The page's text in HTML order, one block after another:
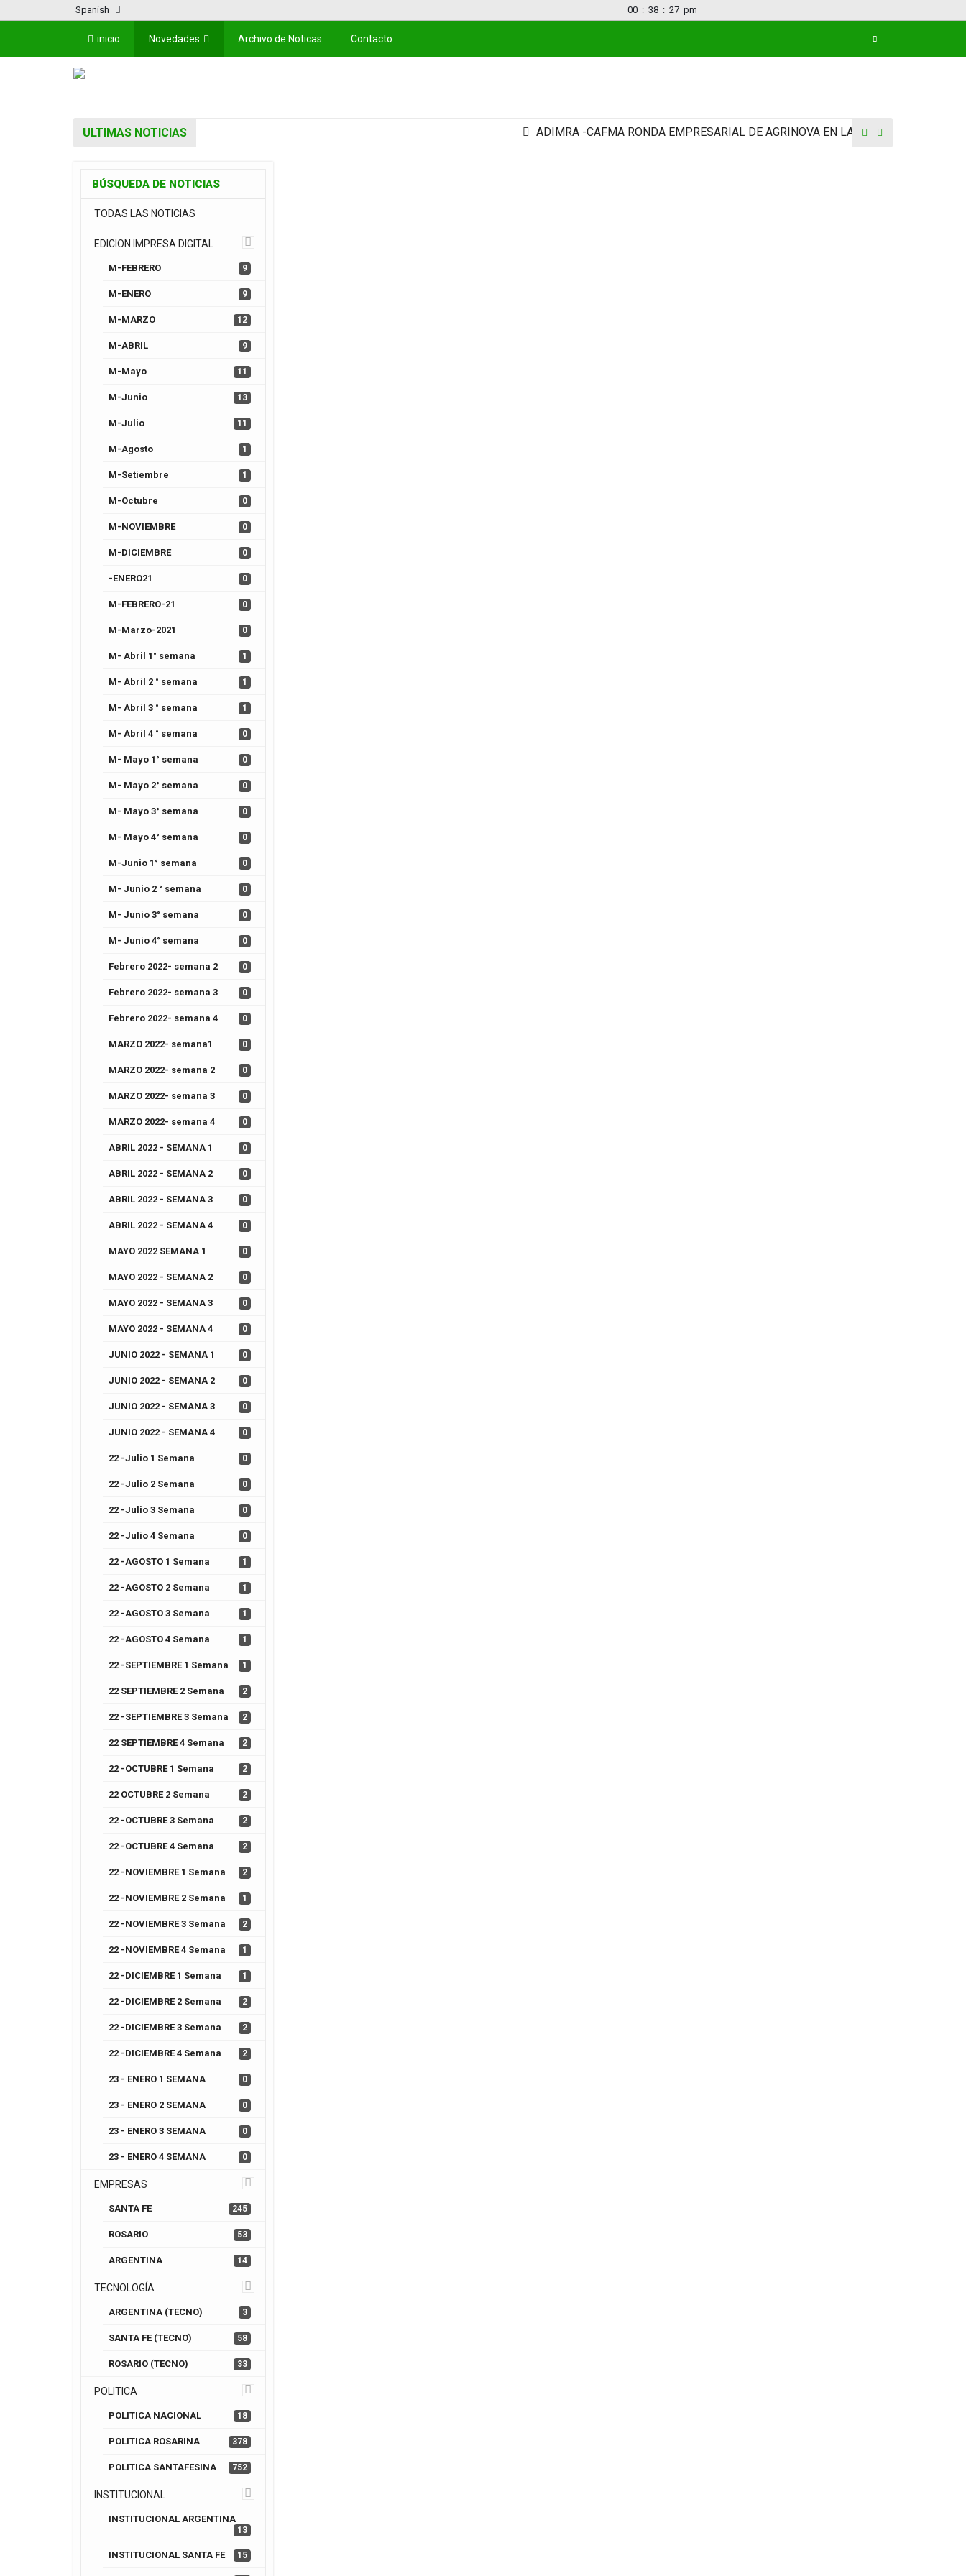
Spanish 00 : 38 : 28 pm
inicio Novedades Archivo de Noticas Contacto
ULTIMAS NOTICIAS ADIMRA -CAFMA RONDA EMPRESARIAL DE AGRINOVA EN LA RURAL
BÚSQUEDA DE NOTICIAS
TODAS LAS NOTICIAS
EDICION IMPRESA DIGITAL
M-FEBRERO 9
M-ENERO 9
M-MARZO 12
M-ABRIL 9
M-Mayo 11
M-Junio 13
M-Julio 11
M-Agosto 1
M-Setiembre 1
M-Octubre 0
M-NOVIEMBRE 0
M-DICIEMBRE 0
-ENERO21 0
M-FEBRERO-21 0
M-Marzo-2021 0
M- Abril 1° semana 1
M- Abril 2 ° semana 1
M- Abril 3 ° semana 1
M- Abril 4 ° semana 0
M- Mayo 1° semana 0
M- Mayo 2° semana 0
M- Mayo 3° semana 0
M- Mayo 4° semana 0
M-Junio 1° semana 0
M- Junio 2 ° semana 0
M- Junio 3° semana 0
M- Junio 4° semana 0
Febrero 2022- semana 2 0
Febrero 2022- semana 3 0
Febrero 2022- semana 4 0
MARZO 2022- semana1 0
MARZO 2022- semana 2 0
MARZO 2022- semana 3 0
MARZO 2022- semana 4 0
ABRIL 2022 - SEMANA 1 0
ABRIL 2022 - SEMANA 2 0
ABRIL 2022 - SEMANA 3 0
ABRIL 2022 - SEMANA 4 0
MAYO 2022 SEMANA 1 0
MAYO 2022 - SEMANA 2 0
MAYO 2022 - SEMANA 3 0
MAYO 2022 - SEMANA 4 0
JUNIO 2022 - SEMANA 1 0
JUNIO 2022 - SEMANA 2 0
JUNIO 2022 - SEMANA 3 0
JUNIO 2022 - SEMANA 4 0
22 -Julio 1 Semana 0
22 -Julio 2 Semana 0
22 -Julio 3 Semana 0
22 -Julio 4 Semana 0
22 -AGOSTO 1 Semana 1
22 -AGOSTO 2 Semana 1
22 -AGOSTO 3 Semana 1
22 -AGOSTO 4 Semana 1
22 -SEPTIEMBRE 1 Semana 1
22 SEPTIEMBRE 2 Semana 2
22 -SEPTIEMBRE 3 Semana 2
22 SEPTIEMBRE 4 Semana 2
22 -OCTUBRE 1 Semana 2
22 OCTUBRE 2 Semana 2
22 -OCTUBRE 3 Semana 2
22 -OCTUBRE 4 Semana 2
22 -NOVIEMBRE 1 Semana 2
22 -NOVIEMBRE 2 Semana 1
22 -NOVIEMBRE 3 Semana 2
22 -NOVIEMBRE 4 Semana 1
22 -DICIEMBRE 1 Semana 1
22 -DICIEMBRE 2 Semana 2
22 -DICIEMBRE 3 Semana 2
22 -DICIEMBRE 4 Semana 2
23 - ENERO 1 SEMANA 0
23 - ENERO 2 SEMANA 0
23 - ENERO 3 SEMANA 0
23 - ENERO 4 SEMANA 0
EMPRESAS
SANTA FE 245
ROSARIO 53
ARGENTINA 14
TECNOLOGÍA
ARGENTINA (TECNO) 3
SANTA FE (TECNO) 58
ROSARIO (TECNO) 33
POLITICA
POLITICA NACIONAL 18
POLITICA ROSARINA 378
POLITICA SANTAFESINA 752
INSTITUCIONAL
INSTITUCIONAL ARGENTINA
13
INSTITUCIONAL SANTA FE 15